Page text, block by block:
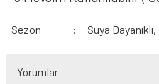
Sezon : Suya
Yorumlar